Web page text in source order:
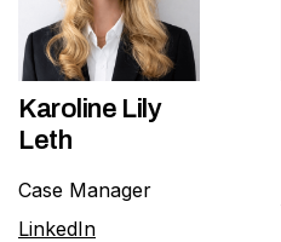
Karoline Lily
Leth
Case Manager
LinkedIn